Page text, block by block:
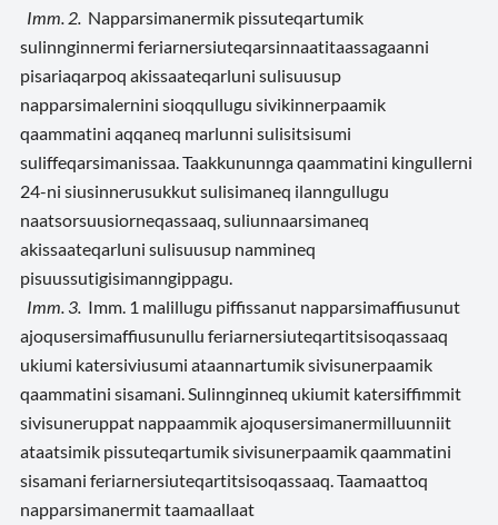
Imm. 2. Napparsimanermik pissuteqartumik
sulinnginnermi feriarnersiuteqarsinnaatitaassagaanni
pisariaqarpoq akissaateqarluni sulisuusup
napparsimalernini sioqqullugu sivikinnerpaamik
qaammatini aqqaneq marlunni sulisitsisumi
suliffeqarsimanissaa. Taakkununnga qaammatini kingullerni
24-ni siusinnerusukkut sulisimaneq ilanngullugu
naatsorsuusiorneqassaaq, suliunnaarsimaneq
akissaateqarluni sulisuusup nammineq
pisuussutigisimanngippagu.
Imm. 3. Imm. 1 malillugu piffissanut napparsimaffiusunut
ajoqusersimaffiusunullu feriarnersiuteqartitsisoqassaaq
ukiumi katersiviusumi ataannartumik sivisunerpaamik
qaammatini sisamani. Sulinnginneq ukiumit katersiffimmit
sivisuneruppat nappaammik ajoqusersimanermilluunniit
ataatsimik pissuteqartumik sivisunerpaamik qaammatini
sisamani feriarnersiuteqartitsisoqassaaq. Taamaattoq
napparsimanermit taamaallaat